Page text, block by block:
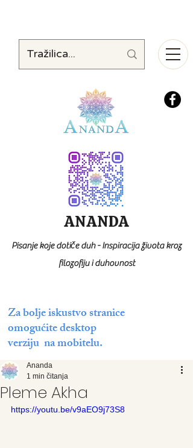
Za bolje iskustvo stranice
omogućite desktop
verziju na mobitelu.
ANANDA
Pisanje koje dotiče duh - Inspiracija života kroz
filozofiju i duhovnost
Pleme Akha
Ananda
1 min čitanja
https://youtu.be/v9aEO9j73S8